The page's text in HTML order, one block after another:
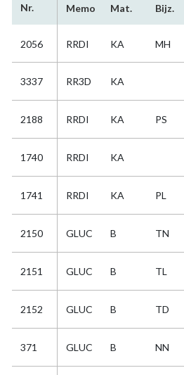
Nr. Memo Mat. Bijz.
2056 RRDI KA MH
3337 RR3D KA
2188 RRDI KA PS
1740 RRDI KA
1741 RRDI KA PL
2150 GLUC B TN
2151 GLUC B TL
2152 GLUC B TD
371 GLUC B NN